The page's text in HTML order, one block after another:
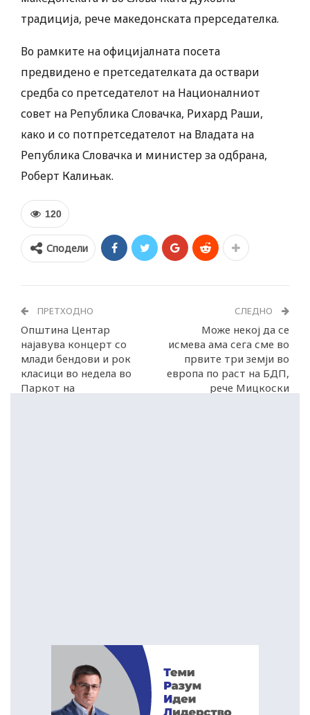
традиција, рече македонската прерседателка.
Во рамките на официјалната посета
предвидено е претседателката да оствари
средба со претседателот на Националниот
совет на Република Словачка, Рихард Раши,
како и со потпретседателот на Владата на
Република Словачка и министер за одбрана,
Роберт Калињак.
120
Сподели
ПРЕТХОДНО
Општина Центар
најавува концерт со
млади бендови и рок
класици во недела во
Паркот на
СЛЕДНО
Може некој да се
исмева ама сега сме во
првите три земји во
европа по раст на БДП,
рече Мицкоски